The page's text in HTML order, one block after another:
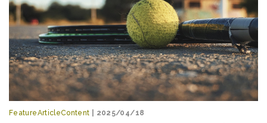
FeatureArticleContent | 2025/04/18